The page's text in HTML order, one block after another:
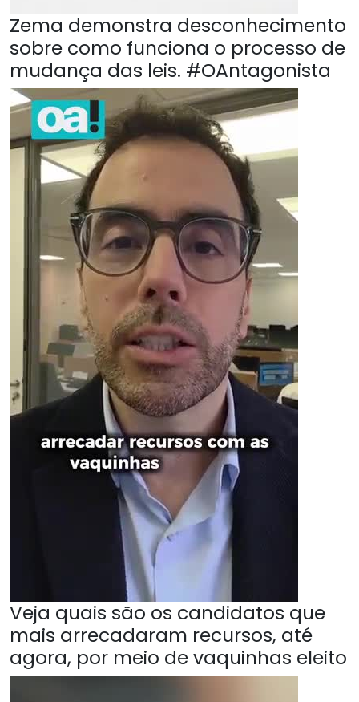
Zema demonstra desconhecimento
sobre como funciona o processo de
mudança das leis. #OAntagonista
Veja quais são os candidatos que
mais arrecadaram recursos, até
agora, por meio de vaquinhas eleito